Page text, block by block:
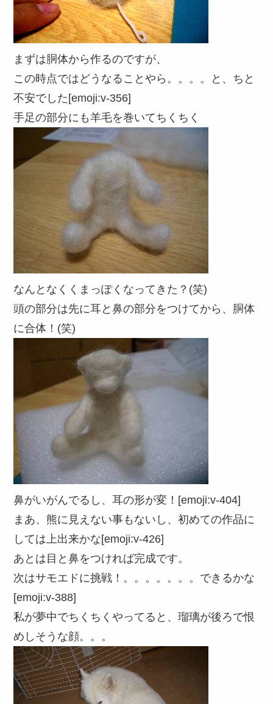
まずは胴体から作るのですが、
この時点ではどうなることやら。。。。と、ちと
不安でした[emoji:v-356]
手足の部分にも羊毛を巻いてちくちく
なんとなくくまっぽくなってきた？(笑)
頭の部分は先に耳と鼻の部分をつけてから、胴体
に合体！(笑)
鼻がいがんでるし、耳の形が変！[emoji:v-404]
まあ、熊に見えない事もないし、初めての作品に
しては上出来かな[emoji:v-426]
あとは目と鼻をつければ完成です。
次はサモエドに挑戦！。。。。。。。できるかな
[emoji:v-388]
私が夢中でちくちくやってると、瑠璃が後ろで恨
めしそうな顔。。。